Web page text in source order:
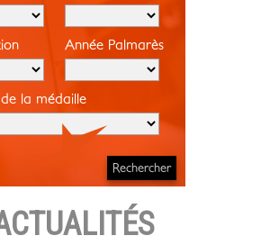
Année Palmarès
la médaille